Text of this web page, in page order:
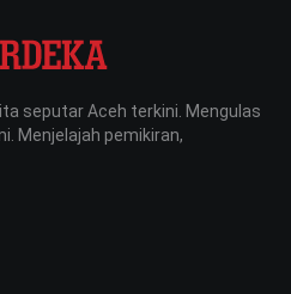
seputar Aceh terkini. Mengulas
Menjelajah pemikiran,